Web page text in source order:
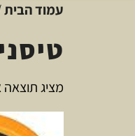
עמוד הבית
מציג